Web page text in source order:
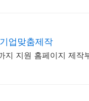
업맞춤제작
지 지원 홈페이지 제작